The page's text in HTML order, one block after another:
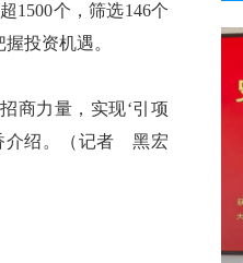
1500个，筛选146个
投资机遇。
商力量，实现‘引项
介绍。（记者 黑宏